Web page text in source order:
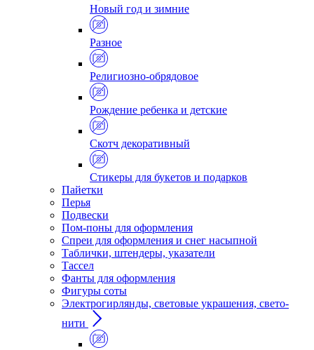
Новый год и зимние
Разное
Религиозно-обрядовое
Рождение ребенка и детские
Скотч декоративный
Стикеры для букетов и подарков
Пайетки
Перья
Подвески
Пом-поны для оформления
Спреи для оформления и снег насыпной
Таблички, штендеры, указатели
Тассел
Фанты для оформления
Фигуры соты
Электрогирлянды, световые украшения, свето-
нити